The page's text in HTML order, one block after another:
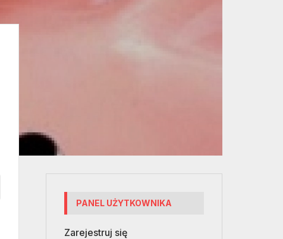
PANEL UŻYTKOWNIKA
Zarejestruj się